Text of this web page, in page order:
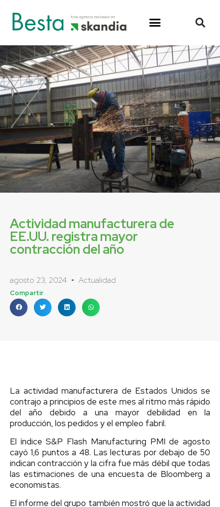
Actividad manufacturera de
EE.UU. registra mayor
contracción del año
agosto 23, 2024 Actualidad
Compartir
La actividad manufacturera de Estados Unidos se
contrajo a principios de este mes al ritmo más rápido
del año debido a una mayor debilidad en la
producción, los pedidos y el empleo fabril.
El índice S&P Flash Manufacturing PMI de agosto
cayó 1,6 puntos a 48. Las lecturas por debajo de 50
indican contracción y la cifra fue más débil que todas
las estimaciones de una encuesta de Bloomberg a
economistas.
El informe del grupo también mostró que la actividad